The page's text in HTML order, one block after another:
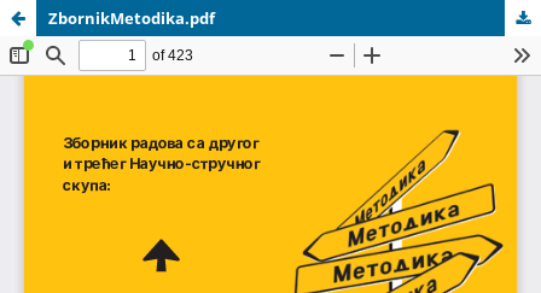
ZbornikMetodika.pdf